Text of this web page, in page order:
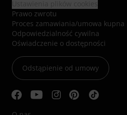
Prawo zwrotu
Proces zamawiania/umowa kupna
Odpowiedzialność cywilna
Oświadczenie o dostępności
Odstąpienie od umowy